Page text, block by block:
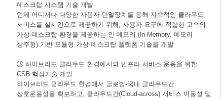
데스크탑 시스템 기술 개발
언제 어디서나 다양한 사용자 단말장치를 통해 지속적인 클라우드
서비스를 실시간으로 제공하기 위해, 사용자 요구에 적합한 고속의
가상 데스크탑 환경을 제공하는 인-메모리 (In-Memory, 메모리
상주형) 기반 모듈형 가상 데스크탑 플랫폼 기술을 개발
③ 하이브리드 클라우드 환경에서의 인프라 서비스 운용을 위한
CSB 핵심기술 개발
하이브리드 클라우드 환경에서 글로벌-국내 클라우드간
상호운용성을 확보하고, 클라우드간(Cloud-across) 서비스 이동성 및